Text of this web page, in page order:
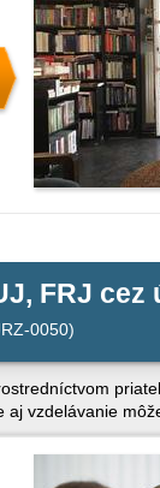
FRJ cez
0050)
vzdelávanie